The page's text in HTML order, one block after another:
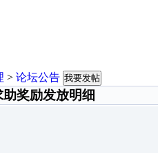
> 论坛公告 我要发帖
奖励发放明细